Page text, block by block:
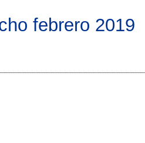
febrero 2019